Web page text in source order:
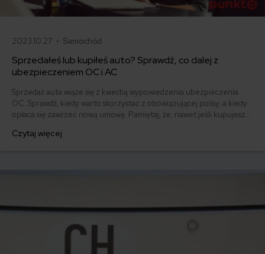
2023.10.27 • Samochód
Sprzedałeś lub kupiłeś auto? Sprawdź, co dalej z
ubezpieczeniem OC i AC
Sprzedaż auta wiąże się z kwestią wypowiedzenia ubezpieczenia
OC. Sprawdź, kiedy warto skorzystać z obowiązującej polisy, a kiedy
opłaca się zawrzeć nową umowę. Pamiętaj, że, nawet jeśli kupujesz
tego samego dnia.
Czytaj więcej